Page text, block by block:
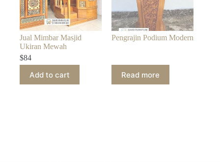
Jual Mimbar Masjid
Ukiran Mewah
$84
Add to cart
Pengrajin Podium Modern
Read more